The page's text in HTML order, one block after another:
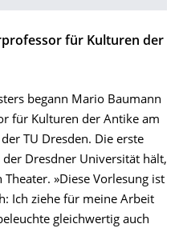
für Kulturen der
begann Mario Baumann
für Kulturen der Antike am
TU Dresden. Die erste
der Dresdner Universität hält,
»Diese Vorlesung ist
Ich ziehe für meine Arbeit
gleichwertig auch